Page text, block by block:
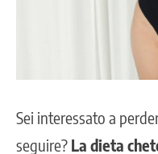
Sei interessato a
seguire? La dieta